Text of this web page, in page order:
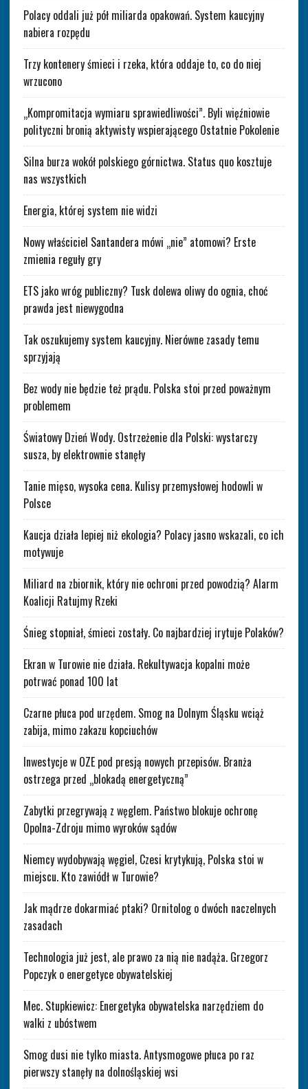
Polacy oddali już pół miliarda opakowań. System kaucyjny
nabiera rozpędu
Trzy kontenery śmieci i rzeka, która oddaje to, co do niej
wrzucono
„Kompromitacja wymiaru sprawiedliwości”. Byli więźniowie
polityczni bronią aktywisty wspierającego Ostatnie Pokolenie
Silna burza wokół polskiego górnictwa. Status quo kosztuje
nas wszystkich
Energia, której system nie widzi
Nowy właściciel Santandera mówi „nie” atomowi? Erste
zmienia reguły gry
ETS jako wróg publiczny? Tusk dolewa oliwy do ognia, choć
prawda jest niewygodna
Tak oszukujemy system kaucyjny. Nierówne zasady temu
sprzyjają
Bez wody nie będzie też prądu. Polska stoi przed poważnym
problemem
Światowy Dzień Wody. Ostrzeżenie dla Polski: wystarczy
susza, by elektrownie stanęły
Tanie mięso, wysoka cena. Kulisy przemysłowej hodowli w
Polsce
Kaucja działa lepiej niż ekologia? Polacy jasno wskazali, co ich
motywuje
Miliard na zbiornik, który nie ochroni przed powodzią? Alarm
Koalicji Ratujmy Rzeki
Śnieg stopniał, śmieci zostały. Co najbardziej irytuje Polaków?
Ekran w Turowie nie działa. Rekultywacja kopalni może
potrwać ponad 100 lat
Czarne płuca pod urzędem. Smog na Dolnym Śląsku wciąż
zabija, mimo zakazu kopciuchów
Inwestycje w OZE pod presją nowych przepisów. Branża
ostrzega przed „blokadą energetyczną”
Zabytki przegrywają z węglem. Państwo blokuje ochronę
Opolna-Zdroju mimo wyroków sądów
Niemcy wydobywają węgiel, Czesi krytykują, Polska stoi w
miejscu. Kto zawiódł w Turowie?
Jak mądrze dokarmiać ptaki? Ornitolog o dwóch naczelnych
zasadach
Technologia już jest, ale prawo za nią nie nadąża. Grzegorz
Popczyk o energetyce obywatelskiej
Mec. Stupkiewicz: Energetyka obywatelska narzędziem do
walki z ubóstwem
Smog dusi nie tylko miasta. Antysmogowe płuca po raz
pierwszy stanęły na dolnośląskiej wsi